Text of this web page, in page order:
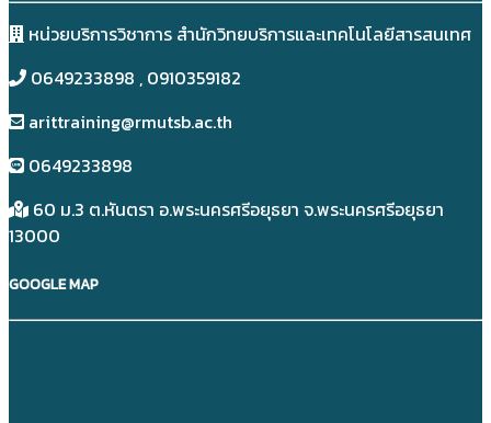
หน่วยบริการวิชาการ สำนักวิทยบริการและเทคโนโลยีสารสนเทศ
0649233898​ , 0910359182
arittraining@rmutsb.ac.th
0649233898​
60 ม.3 ต.หันตรา อ.พระนครศรีอยุธยา จ.พระนครศรีอยุธยา
13000
GOOGLE MAP